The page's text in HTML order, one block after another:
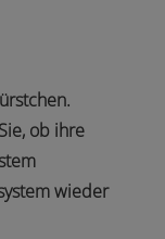
ob ihre
wieder